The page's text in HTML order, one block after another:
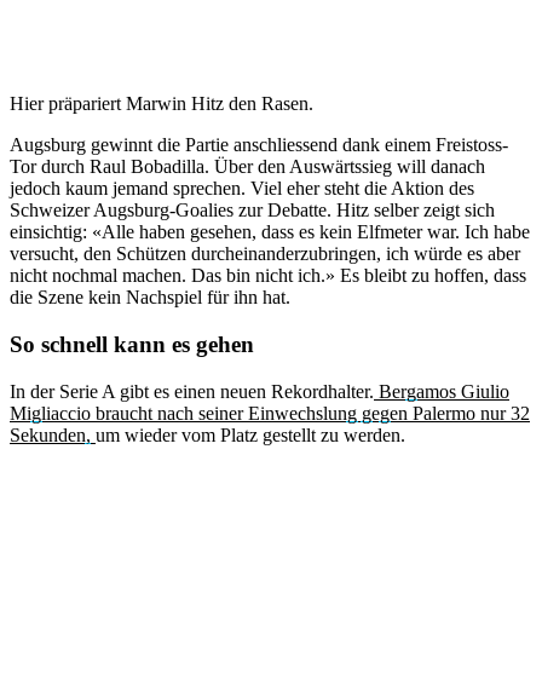
Hier präpariert Marwin Hitz den Rasen.
Augsburg gewinnt die Partie anschliessend dank einem Freistoss-
Tor durch Raul Bobadilla. Über den Auswärtssieg will danach
jedoch kaum jemand sprechen. Viel eher steht die Aktion des
Schweizer Augsburg-Goalies zur Debatte. Hitz selber zeigt sich
einsichtig: «Alle haben gesehen, dass es kein Elfmeter war. Ich habe
versucht, den Schützen durcheinanderzubringen, ich würde es aber
nicht nochmal machen. Das bin nicht ich.» Es bleibt zu hoffen, dass
die Szene kein Nachspiel für ihn hat.
So schnell kann es gehen
In der Serie A gibt es einen neuen Rekordhalter. Bergamos Giulio
Migliaccio braucht nach seiner Einwechslung gegen Palermo nur 32
Sekunden, um wieder vom Platz gestellt zu werden.